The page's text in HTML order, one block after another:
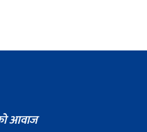
आवाज